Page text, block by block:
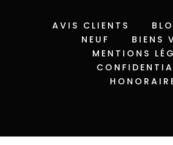
AVIS CLIENTS
NEUF
BIENS
MENTIONS